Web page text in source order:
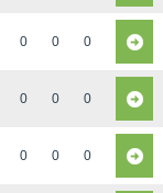
0 0 0
0 0 0
0 0 0